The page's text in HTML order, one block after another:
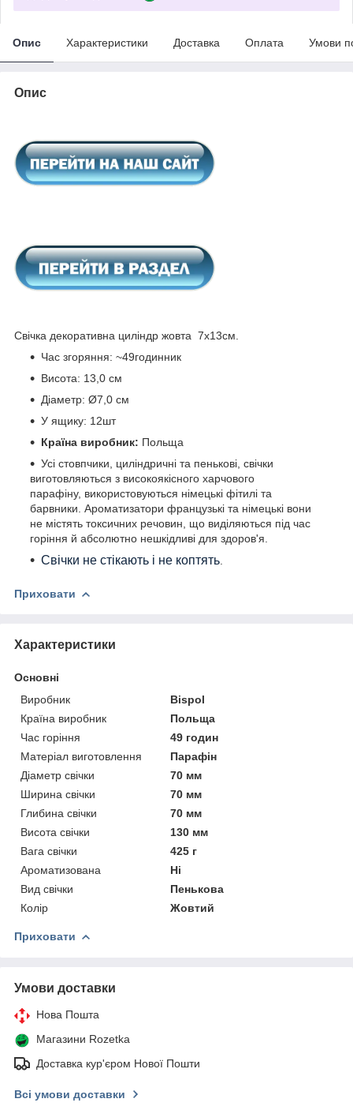
Опис Характеристики Доставка Оплата Умови
Опис
Свічка декоративна циліндр жовта 7х13см.
Час згоряння: ~49годинник
Висота: 13,0 см
Діаметр: Ø7,0 см
У ящику: 12шт
Країна виробник: Польща
Усі стовпчики, циліндричні та пенькові, свічки
виготовляються з високоякісного харчового
парафіну, використовуються німецькі фітилі та
барвники. Ароматизатори французькі та німецькі вони
не містять токсичних речовин, що виділяються під час
горіння й абсолютно нешкідливі для здоров'я.
Свічки не стікають і не коптять
Приховати
Характеристики
Основні
Виробник
Bispol
Країна виробник
Польща
Час горіння
49 годин
Матеріал виготовлення
Парафін
Діаметр свічки
70 мм
Ширина свічки
70 мм
Глибина свічки
70 мм
Висота свічки
130 мм
Вага свічки
425 г
Ароматизована
Ні
Вид свічки
Пенькова
Колір
Жовтий
Приховати
Умови доставки
Нова Пошта
Магазини Rozetka
Доставка кур'єром Нової Пошти
Всі умови доставки